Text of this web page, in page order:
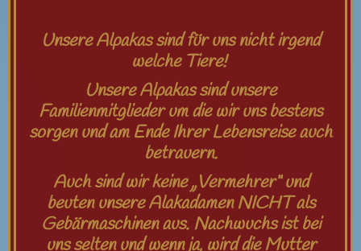
Unsere Alpakas sind für uns nicht irgend
welche Tiere!
Unsere Alpakas sind unsere
Familienmitglieder um die wir uns bestens
sorgen und am Ende Ihrer Lebensreise auch
betrauern.
Auch sind wir keine „Vermehrer“ und
beuten unsere Alakadamen NICHT als
Gebärmaschinen aus. Nachwuchs ist bei
uns selten und wenn ja, wird die Mutter